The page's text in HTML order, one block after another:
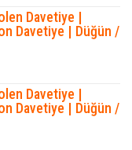
Davetiye |
Davetiye | Düğün /
Davetiye |
Davetiye | Düğün /